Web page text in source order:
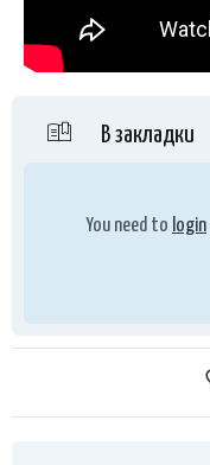
В закладки
You need to login